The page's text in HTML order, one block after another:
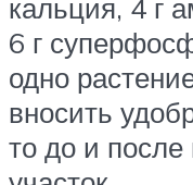
кальция, 4 г
6 г
одно
вносить
то до и